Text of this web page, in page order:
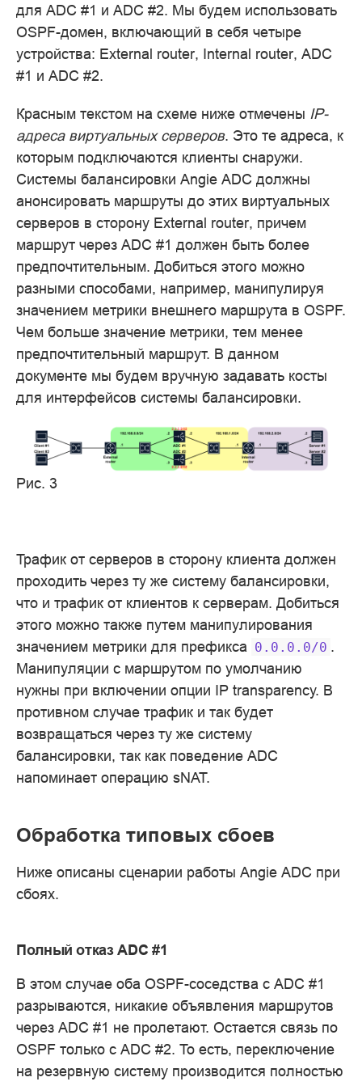
для ADC #1 и ADC #2. Мы будем использовать
OSPF-домен, включающий в себя четыре
устройства: External router, Internal router, ADC
#1 и ADC #2.
Красным текстом на схеме ниже отмечены IP-
адреса виртуальных серверов. Это те адреса, к
которым подключаются клиенты снаружи.
Системы балансировки Angie ADC должны
анонсировать маршруты до этих виртуальных
серверов в сторону External router, причем
маршрут через ADC #1 должен быть более
предпочтительным. Добиться этого можно
разными способами, например, манипулируя
значением метрики внешнего маршрута в OSPF.
Чем больше значение метрики, тем менее
предпочтительный маршрут. В данном
документе мы будем вручную задавать косты
для интерфейсов системы балансировки.
Рис. 3
Трафик от серверов в сторону клиента должен
проходить через ту же систему балансировки,
что и трафик от клиентов к серверам. Добиться
этого можно также путем манипулирования
значением метрики для префикса 0.0.0.0/0 .
Манипуляции с маршрутом по умолчанию
нужны при включении опции IP transparency. В
противном случае трафик и так будет
возвращаться через ту же систему
балансировки, так как поведение ADC
напоминает операцию sNAT.
Обработка типовых сбоев
Ниже описаны сценарии работы Angie ADC при
сбоях.
Полный отказ ADC #1
В этом случае оба OSPF-соседства с ADC #1
разрываются, никакие объявления маршрутов
через ADC #1 не пролетают. Остается связь по
OSPF только с ADC #2. То есть, переключение
на резервную систему производится полностью